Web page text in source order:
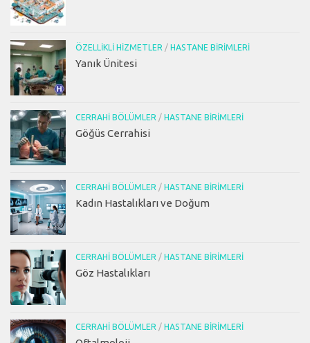
ÖZELLIKLI HIZMETLER / HASTANE BIRIMLERI
Yanık Ünitesi
CERRAHI BÖLÜMLER / HASTANE BIRIMLERI
Göğüs Cerrahisi
CERRAHI BÖLÜMLER / HASTANE BIRIMLERI
Kadın Hastalıkları ve Doğum
CERRAHI BÖLÜMLER / HASTANE BIRIMLERI
Göz Hastalıkları
CERRAHI BÖLÜMLER / HASTANE BIRIMLERI